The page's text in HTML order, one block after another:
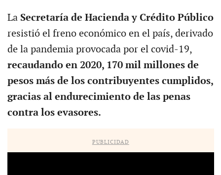
La Secretaría de Hacienda y Crédito Público
resistió el freno económico en el país, derivado
de la pandemia provocada por el covid-19,
recaudando en 2020, 170 mil millones de
pesos más de los contribuyentes cumplidos,
gracias al endurecimiento de las penas
contra los evasores.
PUBLICIDAD